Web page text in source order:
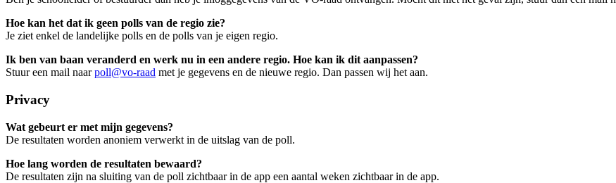
Hoe kan het dat ik geen polls van de regio zie?
Je ziet enkel de landelijke polls en de polls van je eigen regio.
Ik ben van baan veranderd en werk nu in een andere regio. Hoe kan ik dit aanpassen?
Stuur een mail naarpoll@vo-raad met je gegevens en de nieuwe regio. Dan passen wij het aan.
Privacy
Wat gebeurt er met mijn gegevens?
De resultaten worden anoniem verwerkt in de uitslag van de poll.
Hoe lang worden de resultaten bewaard?
De resultaten zijn na sluiting van de poll zichtbaar in de app een aantal weken zichtbaar in de app.